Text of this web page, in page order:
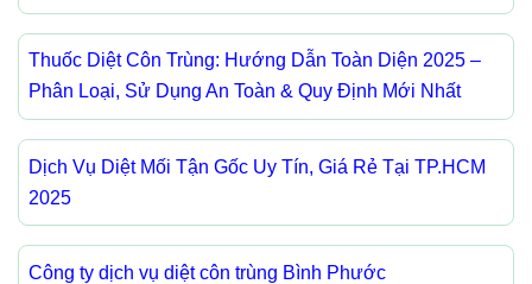
Thuốc Diệt Côn Trùng: Hướng Dẫn Toàn Diện 2025 –
Phân Loại, Sử Dụng An Toàn & Quy Định Mới Nhất
Dịch Vụ Diệt Mối Tận Gốc Uy Tín, Giá Rẻ Tại TP.HCM
2025
Công ty dịch vụ diệt côn trùng Bình Phước